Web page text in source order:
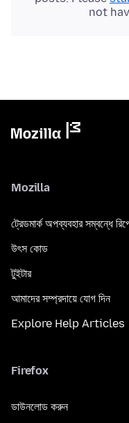
not
Mozilla
ট্রেডমার্ক অপব্যবহার সম্বন্ধে
উৎস কোড
টুইটার
আমাদের সম্প্রদায়ে যোগ দিন
Explore Help Articles
Firefox
ডাউনলোড করুন